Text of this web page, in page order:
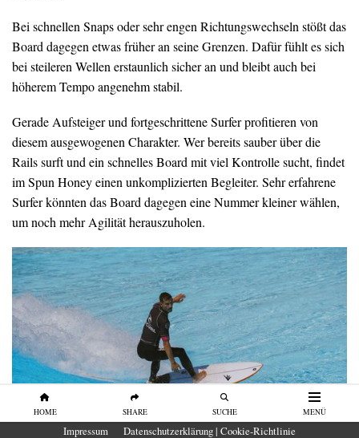
HOME SHARE SUCHE MENÜ
Bei schnellen Snaps oder sehr engen Richtungswechseln stößt das
Board dagegen etwas früher an seine Grenzen. Dafür fühlt es sich
bei steileren Wellen erstaunlich sicher an und bleibt auch bei
höherem Tempo angenehm stabil.
Gerade Aufsteiger und fortgeschrittene Surfer profitieren von
diesem ausgewogenen Charakter. Wer bereits sauber über die
Rails surft und ein schnelles Board mit viel Kontrolle sucht, findet
im Spun Honey einen unkomplizierten Begleiter. Sehr erfahrene
Surfer könnten das Board dagegen eine Nummer kleiner wählen,
um noch mehr Agilität herauszuholen.
Impressum Datenschutzerklärung | Cookie-Richtlinie